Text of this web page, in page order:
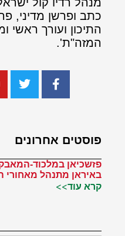
כתב ופרשן מדיני,
התיכון ועורך ראשי
המזה"ת'.
פוסטים אחרונים
פזשכיאן במלכוד-
באיראן מתנהל מאחורי
קרא עוד>>